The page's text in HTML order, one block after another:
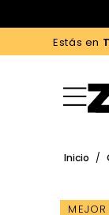
Estás en
Inicio /
MEJOR